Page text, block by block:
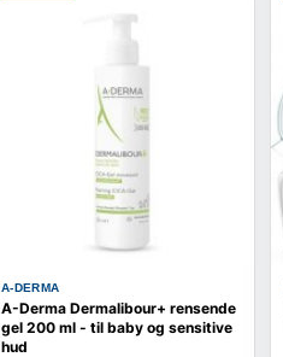
A-DERMA
A-Derma Dermalibour+ rensende
gel 200 ml - til baby og sensitive
hud